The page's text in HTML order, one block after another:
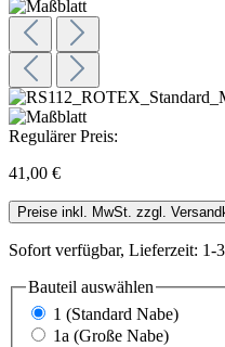
Regulärer Preis:
41,00 €
Preise inkl. MwSt. zzgl.
Sofort verfügbar, Lieferzeit: 1-
Bauteil auswählen
1 (Standard Nabe)
1a (Große Nabe)